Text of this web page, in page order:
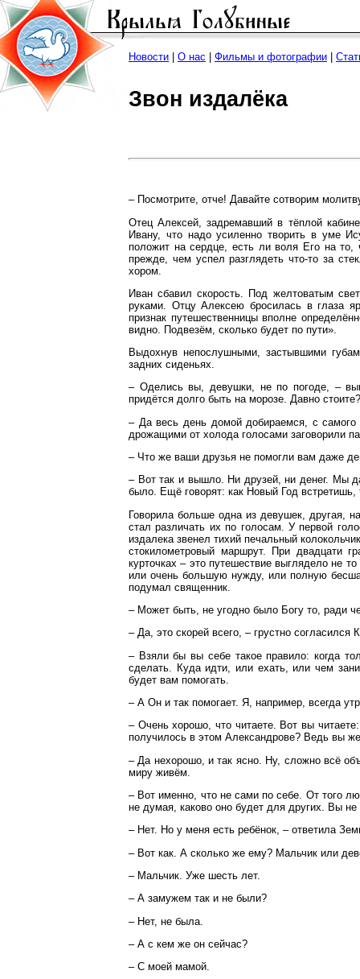
Звон издалёка
– Посмотрите, отче! Давайте сотворим
Отец Алексей, задремавший в тёплой
Ивану, что надо усиленно творить в уме
положит на сердце, есть ли воля Его на
прежде, чем успел разглядеть что-то за
хором.
Иван сбавил скорость. Под желтоватым
руками. Отцу Алексею бросилась в глаза
признак путешественницы вполне
видно. Подвезём, сколько будет по пути».
Выдохнув непослушными, застывшими
задних сиденьях.
– Оделись вы, девушки, не по погоде, –
придётся долго быть на морозе. Давно стоите?
– Да весь день домой добираемся, с
дрожащими от холода голосами заговорили
– Что же ваши друзья не помогли вам даже
– Вот так и вышло. Ни друзей, ни денег. Мы
было. Ещё говорят: как Новый Год встретишь,
Говорила больше одна из девушек, другая,
стал различать их по голосам. У первой
издалека звенел тихий печальный
стокилометровый маршрут. При двадцати
курточках – это путешествие выглядело не
или очень большую нужду, или полную
подумал священник.
– Может быть, не угодно было Богу то, ради
– Да, это скорей всего, – грустно согласился
– Взяли бы вы себе такое правило: когда
сделать. Куда идти, или ехать, или чем
будет вам помогать.
– А Он и так помогает. Я, например, всегда
– Очень хорошо, что читаете. Вот вы
получилось в этом Александрове? Ведь вы
– Да нехорошо, и так ясно. Ну, сложно всё
миру живём.
– Вот именно, что не сами по себе. От того
не думая, каково оно будет для других. Вы
– Нет. Но у меня есть ребёнок, – ответила
– Вот как. А сколько же ему? Мальчик или
– Мальчик. Уже шесть лет.
– А замужем так и не были?
– Нет, не была.
– А с кем же он сейчас?
– С моей мамой.
Новости О нас Фильмы и фотографии